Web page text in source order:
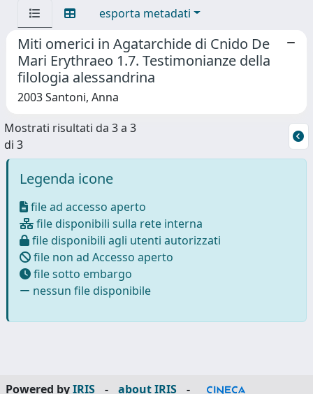
esporta metadati
Miti omerici in Agatarchide di Cnido De
Mari Erythraeo 1.7. Testimonianze della
filologia alessandrina
2003 Santoni, Anna
Mostrati risultati da 3 a 3
di 3
Legenda icone
file ad accesso aperto
file disponibili sulla rete interna
file disponibili agli utenti autorizzati
file non ad Accesso aperto
file sotto embargo
nessun file disponibile
Powered byIRIS - about IRIS -